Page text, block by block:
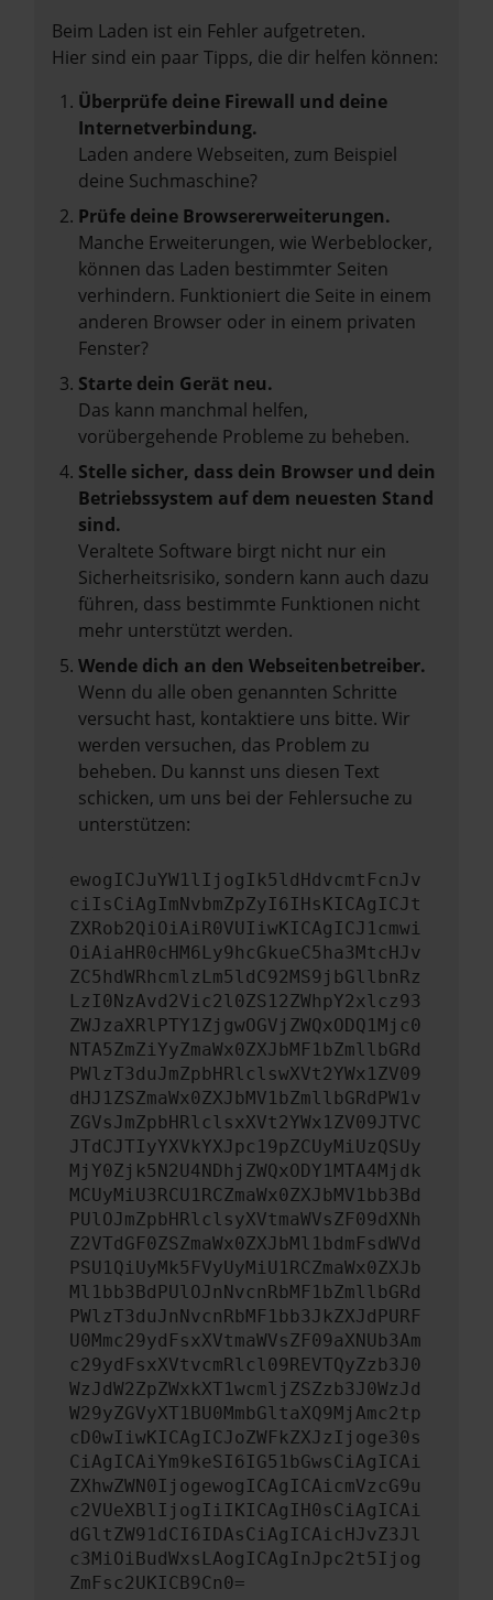
Beim Laden ist ein Fehler aufgetreten.
Hier sind ein paar Tipps, die dir helfen können:
Überprüfe deine Firewall und deine
Internetverbindung.
Laden andere Webseiten, zum Beispiel
deine Suchmaschine?
Prüfe deine Browsererweiterungen.
Manche Erweiterungen, wie Werbeblocker,
können das Laden bestimmter Seiten
verhindern. Funktioniert die Seite in einem
anderen Browser oder in einem privaten
Fenster?
Starte dein Gerät neu.
Das kann manchmal helfen,
vorübergehende Probleme zu beheben.
Stelle sicher, dass dein Browser und dein
Betriebssystem auf dem neuesten Stand
sind.
Veraltete Software birgt nicht nur ein
Sicherheitsrisiko, sondern kann auch dazu
führen, dass bestimmte Funktionen nicht
mehr unterstützt werden.
Wende dich an den Webseitenbetreiber.
Wenn du alle oben genannten Schritte
versucht hast, kontaktiere uns bitte. Wir
werden versuchen, das Problem zu
beheben. Du kannst uns diesen Text
schicken, um uns bei der Fehlersuche zu
unterstützen:
ewogICJuYW1lIjogIk5ldHdvcmtFcnJv
ciIsCiAgImNvbmZpZyI6IHsKICAgICJt
ZXRob2QiOiAiR0VUIiwKICAgICJ1cmwi
OiAiaHR0cHM6Ly9hcGkueC5ha3MtcHJv
ZC5hdWRhcmlzLm5ldC92MS9jbGllbnRz
LzI0NzAvd2Vic2l0ZS12ZWhpY2xlcz93
ZWJzaXRlPTY1ZjgwOGVjZWQxODQ1Mjc0
NTA5ZmZiYyZmaWx0ZXJbMF1bZmllbGRd
PWlzT3duJmZpbHRlclswXVt2YWx1ZV09
dHJ1ZSZmaWx0ZXJbMV1bZmllbGRdPW1v
ZGVsJmZpbHRlclsxXVt2YWx1ZV09JTVC
JTdCJTIyYXVkYXJpc19pZCUyMiUzQSUy
MjY0Zjk5N2U4NDhjZWQxODY1MTA4Mjdk
MCUyMiU3RCU1RCZmaWx0ZXJbMV1bb3Bd
PUlOJmZpbHRlclsyXVtmaWVsZF09dXNh
Z2VTdGF0ZSZmaWx0ZXJbMl1bdmFsdWVd
PSU1QiUyMk5FVyUyMiU1RCZmaWx0ZXJb
Ml1bb3BdPUlOJnNvcnRbMF1bZmllbGRd
PWlzT3duJnNvcnRbMF1bb3JkZXJdPURF
U0Mmc29ydFsxXVtmaWVsZF09aXNUb3Am
c29ydFsxXVtvcmRlcl09REVTQyZzb3J0
WzJdW2ZpZWxkXT1wcmljZSZzb3J0WzJd
W29yZGVyXT1BU0MmbGltaXQ9MjAmc2tp
cD0wIiwKICAgICJoZWFkZXJzIjoge30s
CiAgICAiYm9keSI6IG51bGwsCiAgICAi
ZXhwZWN0IjogewogICAgICAicmVzcG9u
c2VUeXBlIjogIiIKICAgIH0sCiAgICAi
dGltZW91dCI6IDAsCiAgICAicHJvZ3Jl
c3MiOiBudWxsLAogICAgInJpc2t5Ijog
ZmFsc2UKICB9Cn0=